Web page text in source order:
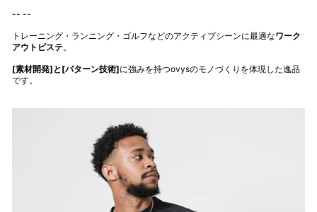
-- --
トレーニング・ランニング・ゴルフなどのアクティブシーンに最適なワーク
アウトピステ。
[素材開発]と[パターン技術]に強みを持つovysのモノづくりを体現した逸品
です。